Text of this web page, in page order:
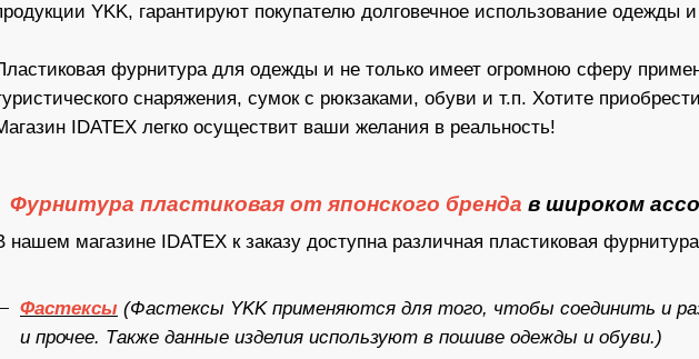
YKK, гарантируют покупателю долговечное использование одежды
фурнитура для одежды и не только имеет огромною сферу
снаряжения, сумок с рюкзаками, обуви и т.п. Хотите
IDATEX легко осуществит ваши желания в реальность!
Фурнитура пластиковая от японского бренда в широком
нашем магазине IDATEX к заказу доступна различная пластиковая
Фастексы (Фастексы YKK применяются для того, чтобы соединить и
и прочее. Также данные изделия используют в пошиве одежды и обуви.)